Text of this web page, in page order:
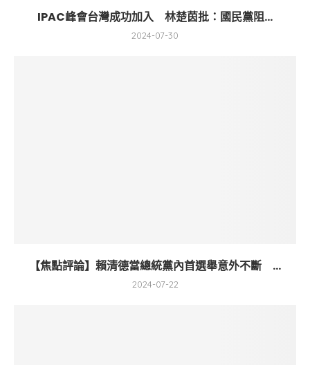
IPAC峰會台灣成功加入 林楚茵批：國民黨阻...
2024-07-30
【焦點評論】賴清德當總統黨內首選舉意外不斷 ...
2024-07-22